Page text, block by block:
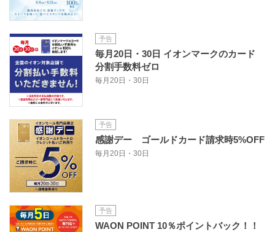
予告
毎月20日・30日 イオンマークのカード
分割手数料ゼロ
毎月20日・30日
予告
感謝デー ゴールドカード請求時5%OFF
毎月20日・30日
予告
WAON POINT 10％ポイントバック！！